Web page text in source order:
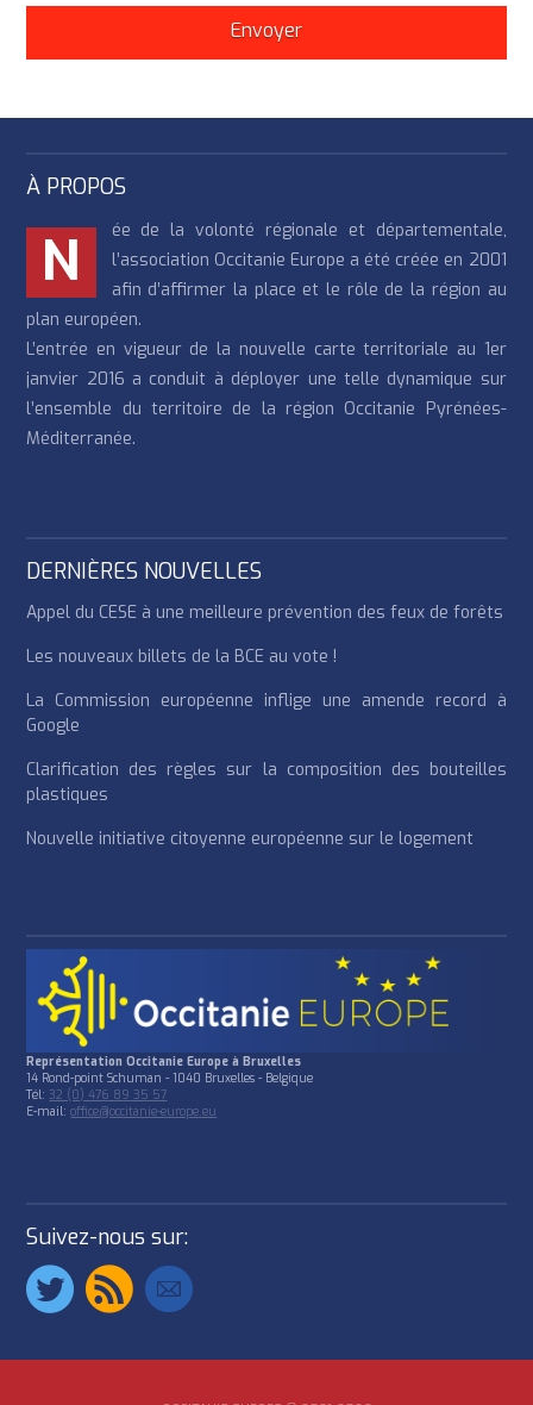
À PROPOS
N
ée de la volonté régionale et départementale,
l’association Occitanie Europe a été créée en 2001
afin d’affirmer la place et le rôle de la région au
plan européen.
L’entrée en vigueur de la nouvelle carte territoriale au 1er
janvier 2016 a conduit à déployer une telle dynamique sur
l’ensemble du territoire de la région Occitanie Pyrénées-
Méditerranée.
DERNIÈRES NOUVELLES
Appel du CESE à une meilleure prévention des feux de forêts
Les nouveaux billets de la BCE au vote !
La Commission européenne inflige une amende record à
Google
Clarification des règles sur la composition des bouteilles
plastiques
Nouvelle initiative citoyenne européenne sur le logement
Représentation Occitanie Europe à Bruxelles
14 Rond-point Schuman - 1040 Bruxelles - Belgique
Tél:32 (0) 476 89 35 57
E-mail:office@occitanie-europe.eu
Suivez-nous sur: